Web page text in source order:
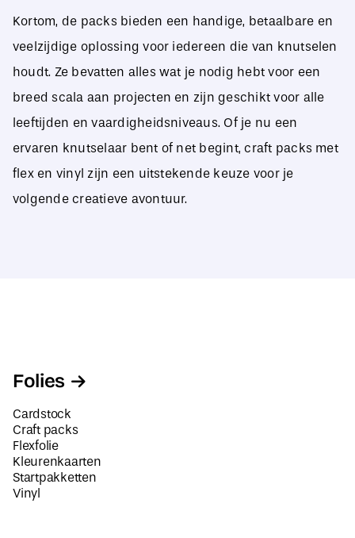
Kortom, de packs bieden een handige, betaalbare en
veelzijdige oplossing voor iedereen die van knutselen
houdt. Ze bevatten alles wat je nodig hebt voor een
breed scala aan projecten en zijn geschikt voor alle
leeftijden en vaardigheidsniveaus. Of je nu een
ervaren knutselaar bent of net begint, craft packs met
flex en vinyl zijn een uitstekende keuze voor je
volgende creatieve avontuur.
Folies
Cardstock
Craft packs
Flexfolie
Kleurenkaarten
Startpakketten
Vinyl